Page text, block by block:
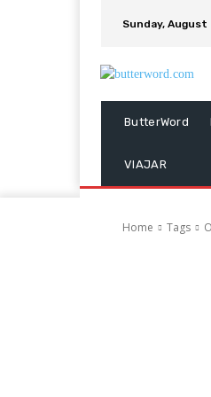
Sunday, August
ButterWord
VIAJAR
Home Tags